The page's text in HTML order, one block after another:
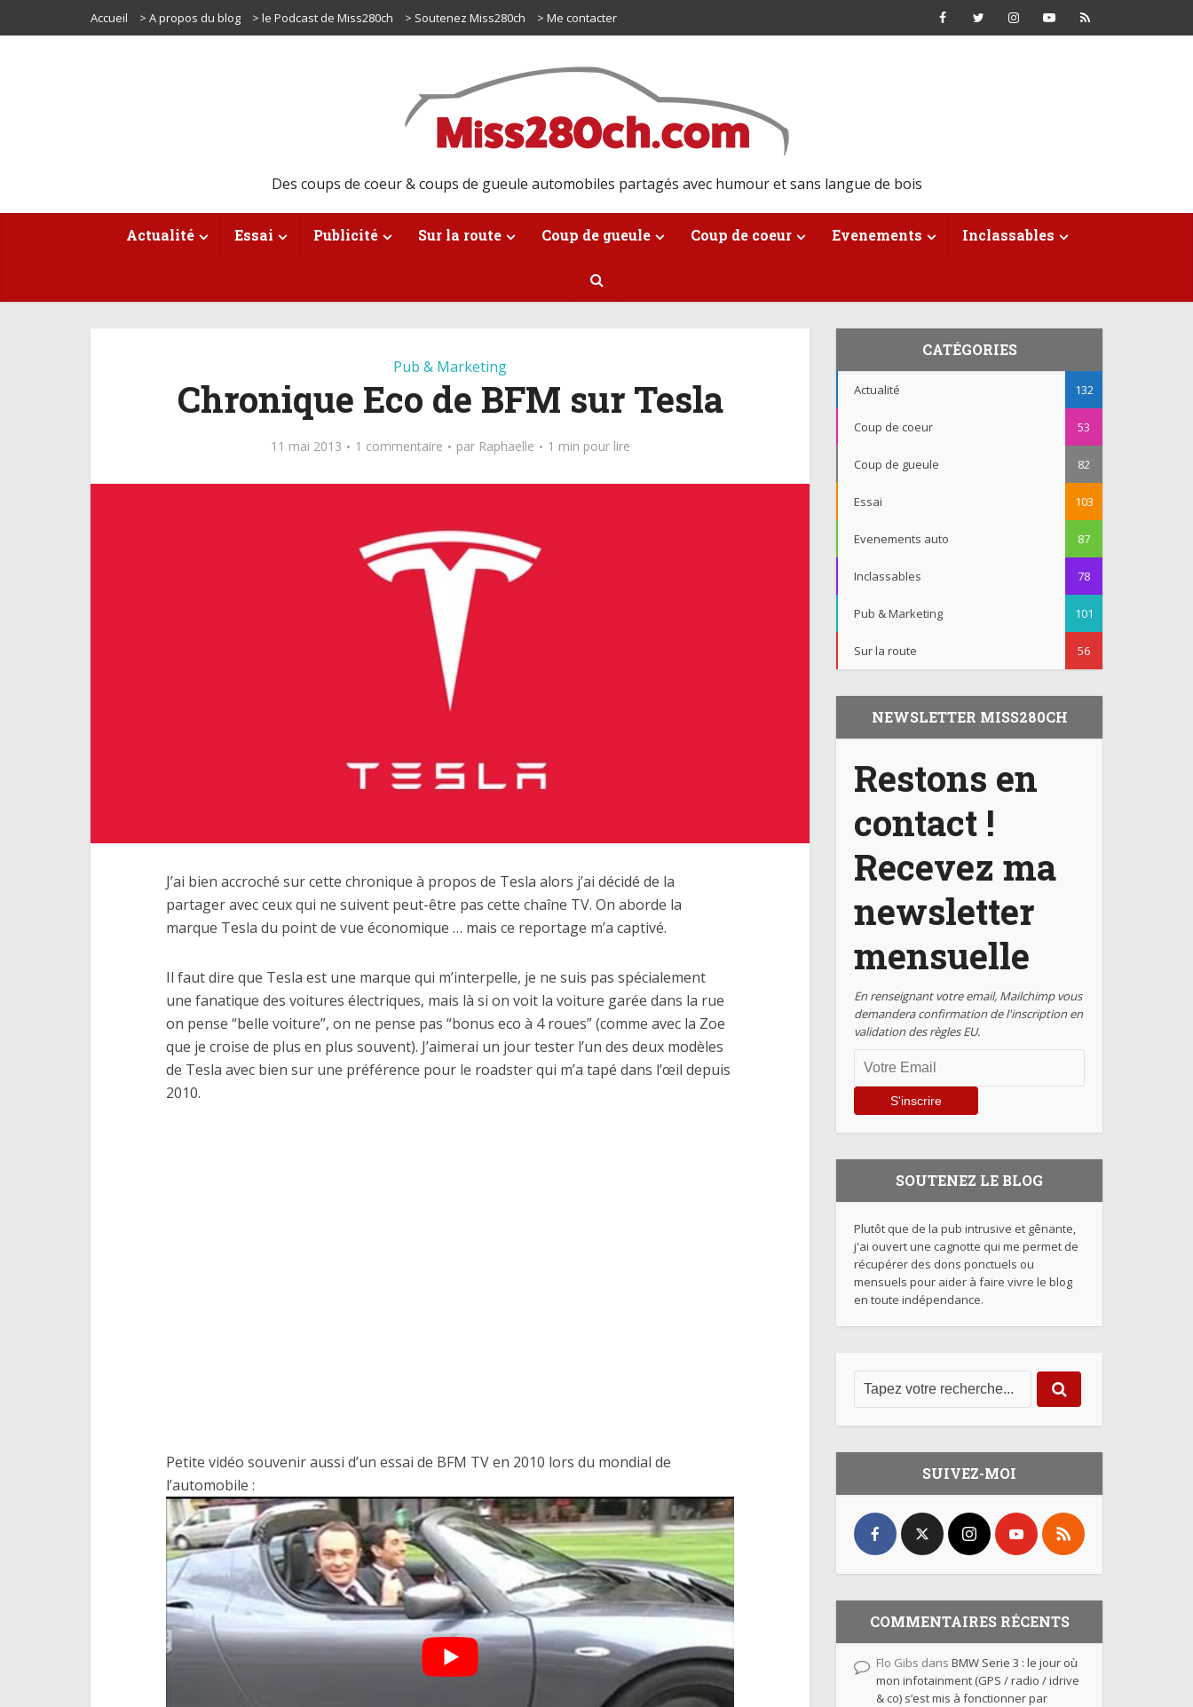
Accueil > A propos du blog > le Podcast de Miss280ch > Soutenez Miss280ch > Me contacter
Des coups de coeur & coups de gueule automobiles partagés avec humour et sans langue de bois
Actualité Essai Publicité Sur la route Coup de gueule Coup de coeur Evenements Inclassables
Pub & Marketing
Chronique Eco de BFM sur Tesla
11 mai 2013 1 commentaire par Raphaelle 1 min pour lire
J’ai bien accroché sur cette chronique à propos de Tesla alors j’ai décidé de la
partager avec ceux qui ne suivent peut-être pas cette chaîne TV. On aborde la
marque Tesla du point de vue économique … mais ce reportage m’a captivé.
Il faut dire que Tesla est une marque qui m’interpelle, je ne suis pas spécialement
une fanatique des voitures électriques, mais là si on voit la voiture garée dans la rue
on pense “belle voiture”, on ne pense pas “bonus eco à 4 roues” (comme avec la Zoe
que je croise de plus en plus souvent). J’aimerai un jour tester l’un des deux modèles
de Tesla avec bien sur une préférence pour le roadster qui m’a tapé dans l’œil depuis
2010.
Petite vidéo souvenir aussi d’un essai de BFM TV en 2010 lors du mondial de
l’automobile :
CATÉGORIES
Actualité 132
Coup de coeur 53
Coup de gueule 82
Essai 103
Evenements auto 87
Inclassables 78
Pub & Marketing 101
Sur la route 56
NEWSLETTER MISS280CH
Restons en
contact !
Recevez ma
newsletter
mensuelle
En renseignant votre email, Mailchimp vous
demandera confirmation de l'inscription en
validation des règles EU.
SOUTENEZ LE BLOG
Plutôt que de la pub intrusive et gênante,
j'ai ouvert une cagnotte qui me permet de
récupérer des dons ponctuels ou
mensuels pour aider à faire vivre le blog
en toute indépendance.
SUIVEZ-MOI
COMMENTAIRES RÉCENTS
Flo Gibs dans BMW Serie 3 : le jour où
mon infotainment (GPS / radio / idrive
& co) s’est mis à fonctionner par